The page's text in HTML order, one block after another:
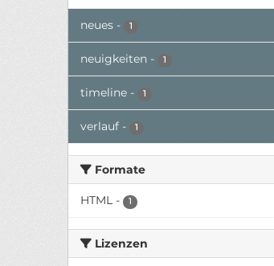
neues - 1
neuigkeiten - 1
timeline - 1
verlauf - 1
Formate
HTML - 1
Lizenzen